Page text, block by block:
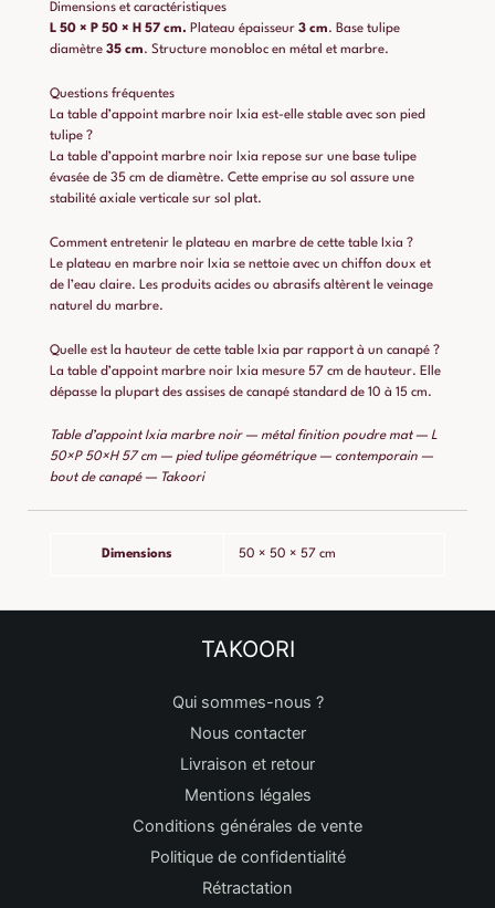
Dimensions et caractéristiques
L 50 × P 50 × H 57 cm. Plateau épaisseur 3 cm. Base tulipe
diamètre 35 cm. Structure monobloc en métal et marbre.
Questions fréquentes
La table d’appoint marbre noir Ixia est-elle stable avec son pied
tulipe ?
La table d’appoint marbre noir Ixia repose sur une base tulipe
évasée de 35 cm de diamètre. Cette emprise au sol assure une
stabilité axiale verticale sur sol plat.
Comment entretenir le plateau en marbre de cette table Ixia ?
Le plateau en marbre noir Ixia se nettoie avec un chiffon doux et
de l’eau claire. Les produits acides ou abrasifs altèrent le veinage
naturel du marbre.
Quelle est la hauteur de cette table Ixia par rapport à un canapé ?
La table d’appoint marbre noir Ixia mesure 57 cm de hauteur. Elle
dépasse la plupart des assises de canapé standard de 10 à 15 cm.
Table d’appoint Ixia marbre noir — métal finition poudre mat — L
50×P 50×H 57 cm — pied tulipe géométrique — contemporain —
bout de canapé — Takoori
Dimensions 50 × 50 × 57 cm
TAKOORI
Qui sommes-nous ?
Nous contacter
Livraison et retour
Mentions légales
Conditions générales de vente
Politique de confidentialité
Rétractation